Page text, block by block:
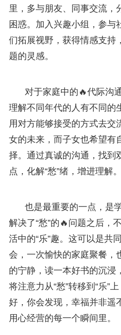
里，多与朋友、同事交流，
困惑。加入兴趣小组，参与
们拓展视野，获得情感支持
题的灵感。
对于家庭中的🔥代际沟
理解不同年代的人有不同的
用对方能够接受的方式去交
女的未来，而子女也希望有
择。通过真诚的沟通，找到
点，化解“愁”绪，增进理解。
也是最重要的一点，是
解决了“愁”的🔥问题之后，
活中的“乐”趣。这可以是共
会，一次愉快的家庭聚餐，
的宁静，读一本好书的沉浸
将注意力从“愁”转移到“乐”
好，你会发现，幸福并非遥
用心经营的每一个瞬间里。